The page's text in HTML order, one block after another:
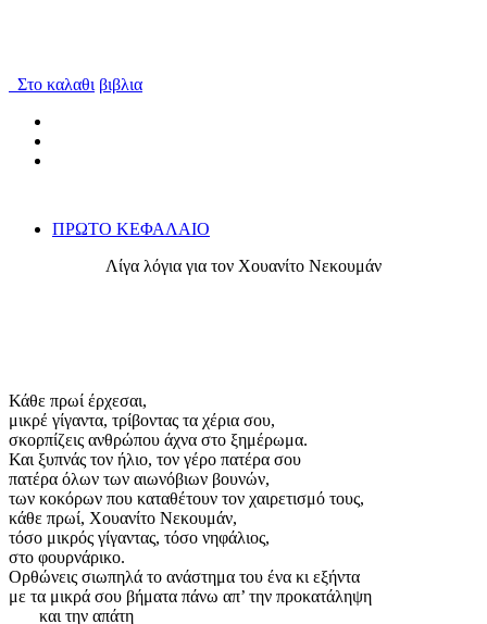
Στο καλαθι βιβλια
ΠΡΩΤΟ ΚΕΦΑΛΑΙΟ
Λίγα λόγια για τον Χουανίτο Νεκουμάν
Κάθε πρωί έρχεσαι,
μικρέ γίγαντα, τρίβοντας τα χέρια σου,
σκορπίζεις ανθρώπου άχνα στο ξημέρωμα.
Και ξυπνάς τον ήλιο, τον γέρο πατέρα σου
πατέρα όλων των αιωνόβιων βουνών,
των κοκόρων που καταθέτουν τον χαιρετισμό τους,
κάθε πρωί, Χουανίτο Νεκουμάν,
τόσο μικρός γίγαντας, τόσο νηφάλιος,
στο φουρνάρικο.
Ορθώνεις σιωπηλά το ανάστημα του ένα κι εξήντα
με τα μικρά σου βήματα πάνω απ’ την προκατάληψη
και την απάτη